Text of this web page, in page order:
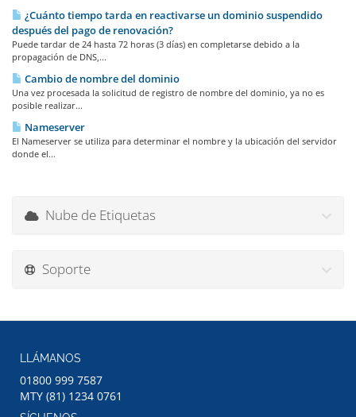
¿Cuánto tiempo tarda en reactivarse un dominio suspendido
después del pago de renovación?
Puede tardar de 24 hasta 72 horas (3 días) en completarse debido a la
propagación de DNS,...
Cambio de nombre del dominio
Una vez procesada la solicitud de registro de nombre del dominio, ya no es
posible realizar...
Nameserver
El Nameserver se utiliza para determinar el nombre y la ubicación del servidor
donde el...
Nube de Etiquetas
Soporte
LLÁMANOS
01800 999 7587
MTY (81) 1234 0761